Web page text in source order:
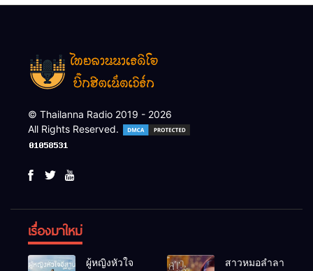
© Thailanna Radio 2019 - 2026
All Rights Reserved.
เรื่องมาใหม่
ผู้หญิงหัวใจ สาวหมอลำลา